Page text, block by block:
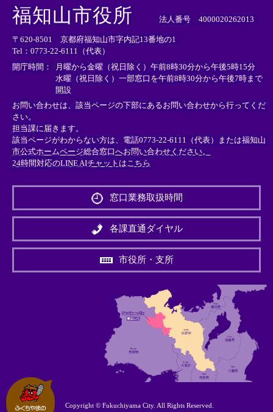
外
部
リ
ン
ク
＞
外
リ
ン
ク
＞
外
部
ン
ク
＞
福知山市役所 法人番号 4000020262013
〒620-8501 京都府福知山市字内記13番地の1
Tel：0773-22-6111（代表）
開庁時間： 月曜から金曜（祝日除く）午前8時30分から午後5時15分
水曜（祝日除く）一部窓口を午前8時30分から午後7時まで
開設
お問い合わせは、該当ページの下部にあるお問い合わせから行ってくだ
さい。
担当課に届きます。
該当ページがわからない方は、電話0773-22-6111（代表）または福知山
市公式ホームページ総合窓口へお問い合わせください。
24時間対応のLINE AIチャットはこちら
外
リ
ン
＞
窓口業務取扱時間
各課直通ダイヤル
市役所・支所
Copyright © Fukuchiyama City. All Rights Reserved.